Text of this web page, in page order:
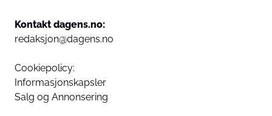
Kontakt dagens.no:
redaksjon@dagens.no
Cookiepolicy:
Informasjonskapsler
Salg og Annonsering